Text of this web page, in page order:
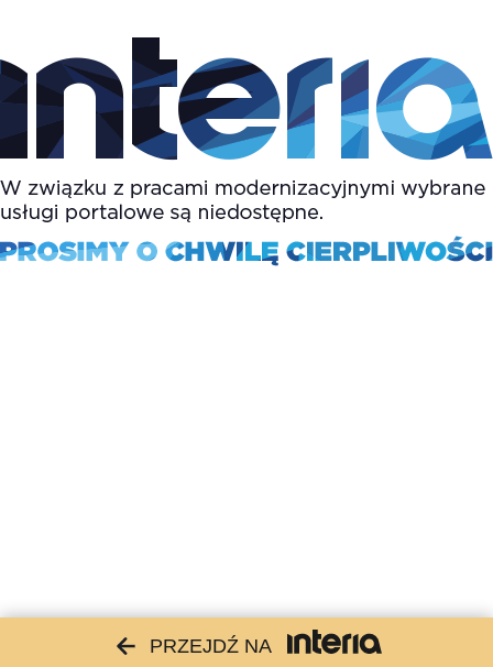
PRZEJDŹ NA